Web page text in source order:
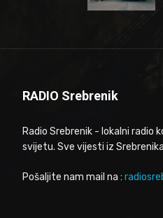
RADIO Srebrenik
Radio Srebrenik - lokalni radio
svijetu. Sve vijesti iz
Pošaljite nam mail na :